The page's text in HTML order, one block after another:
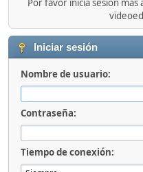
Por favor inicia sesión más
Iniciar sesión
Nombre de usuario:
Contraseña:
Tiempo de conexión: